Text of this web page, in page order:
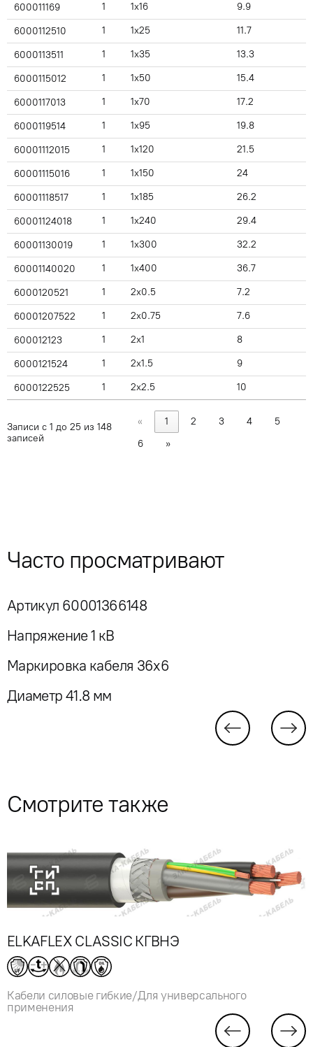
600011169 1 1x16 9.9
6000112510 1 1x25 11.7
6000113511 1 1x35 13.3
6000115012 1 1x50 15.4
6000117013 1 1x70 17.2
6000119514 1 1x95 19.8
60001112015 1 1x120 21.5
60001115016 1 1x150 24
60001118517 1 1x185 26.2
60001124018 1 1x240 29.4
60001130019 1 1x300 32.2
60001140020 1 1x400 36.7
6000120521 1 2x0.5 7.2
60001207522 1 2x0.75 7.6
600012123 1 2x1 8
6000121524 1 2x1.5 9
6000122525 1 2x2.5 10
Записи с 1 до 25 из 148
записей
« 1 2 3 4
5
6
»
Часто просматривают
Артикул 60001366148
Напряжение 1 кВ
Маркировка кабеля 36x6
Диаметр 41.8 мм
Смотрите также
ELKAFLEX CLASSIC КГВНЭ
Кабели силовые гибкие/Для универсального
применения